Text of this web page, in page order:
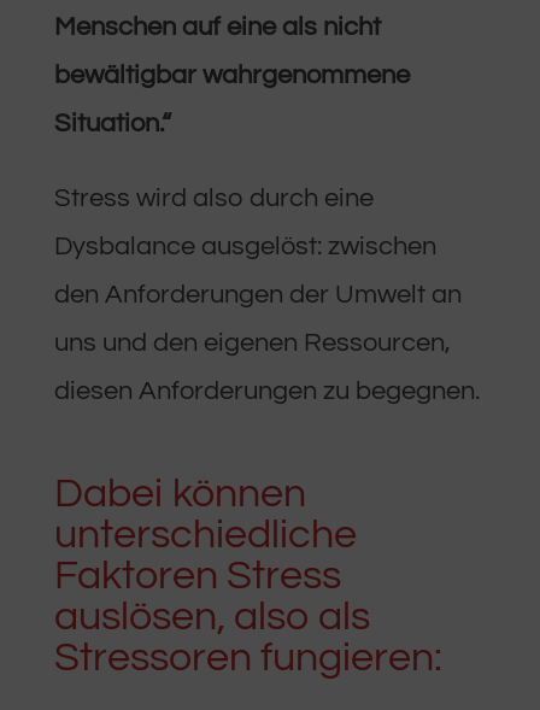
Menschen auf eine als nicht
bewältigbar wahrgenommene
Situation.“
Stress wird also durch eine
Dysbalance ausgelöst: zwischen
den Anforderungen der Umwelt an
uns und den eigenen Ressourcen,
diesen Anforderungen zu begegnen.
Dabei können
unterschiedliche
Faktoren Stress
auslösen, also als
Stressoren fungieren: